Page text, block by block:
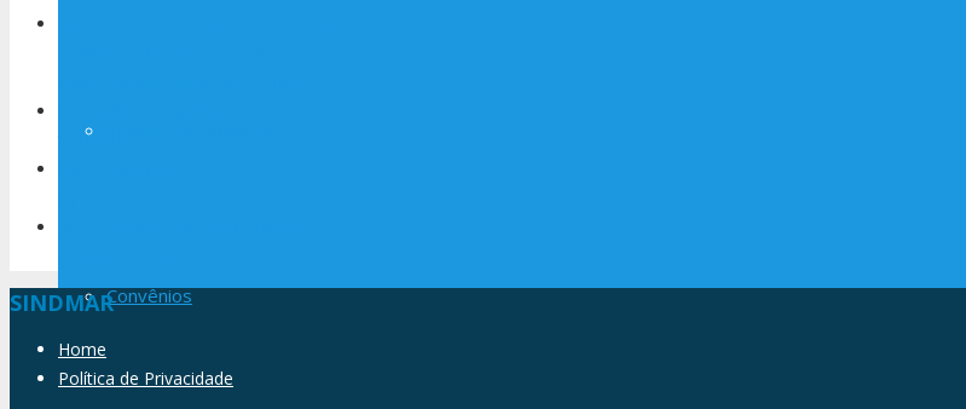
Convênios
trabalhista
SINDMAR
Home
Política de Privacidade